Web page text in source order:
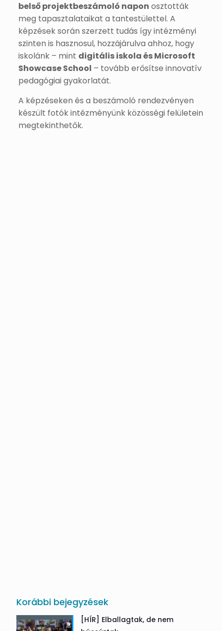
belső projektbeszámoló napon osztották
meg tapasztalataikat a tantestülettel. A
képzések során szerzett tudás így intézményi
szinten is hasznosul, hozzájárulva ahhoz, hogy
iskolánk – mint digitális iskola és Microsoft
Showcase School – tovább erősítse innovatív
pedagógiai gyakorlatát.
A képzéseken és a beszámoló rendezvényen
készült fotók intézményünk közösségi felületein
megtekinthetők.
Korábbi bejegyzések
[HÍR] Elballagtak, de nem